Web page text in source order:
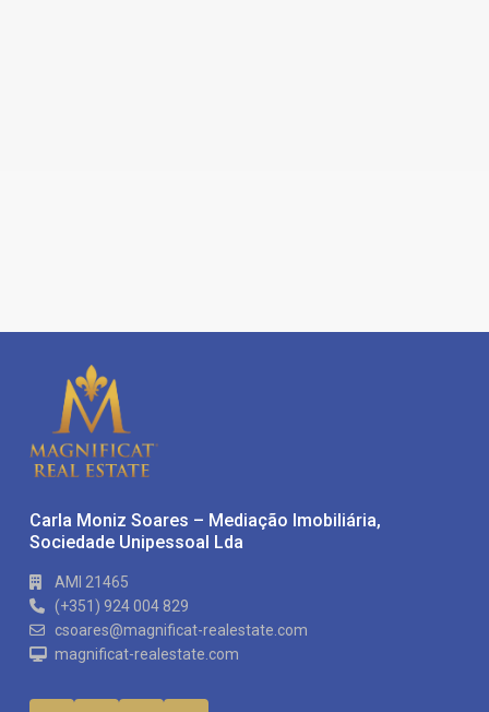
Carla Moniz Soares – Mediação Imobiliária,
Sociedade Unipessoal Lda
AMI 21465
(+351) 924 004 829
csoares@magnificat-realestate.com
magnificat-realestate.com